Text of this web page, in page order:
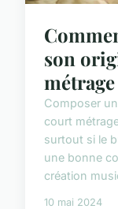
son
Composer
court
surtout si le
une bonne
création
10 mai 2024